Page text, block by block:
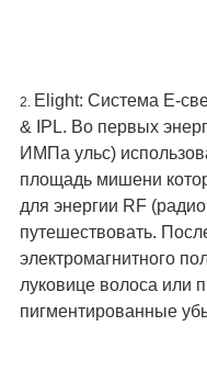
2. Elight: Система E-
& IPL. Во первых
ИМПа ульс)
площадь мишени
для энергии RF
путешествовать.
электромагнитного
луковице волоса или
пигментированные